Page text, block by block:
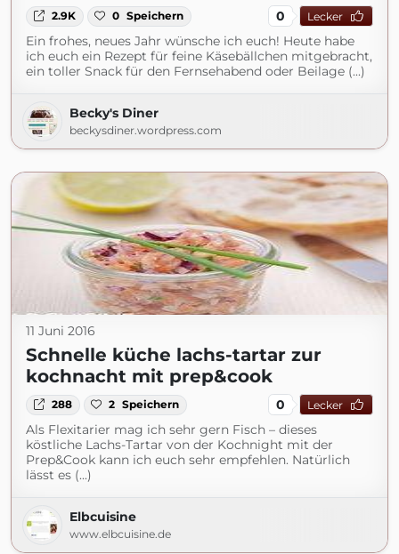
2.9K 0 Speichern 0 Lecker
Ein frohes, neues Jahr wünsche ich euch! Heute habe
ich euch ein Rezept für feine Käsebällchen mitgebracht,
ein toller Snack für den Fernsehabend oder Beilage (...)
Becky's Diner
beckysdiner.wordpress.com
11 Juni 2016
Schnelle küche lachs-tartar zur
kochnacht mit prep&cook
288 2 Speichern 0 Lecker
Als Flexitarier mag ich sehr gern Fisch – dieses
köstliche Lachs-Tartar von der Kochnight mit der
Prep&Cook kann ich euch sehr empfehlen. Natürlich
lässt es (...)
Elbcuisine
www.elbcuisine.de